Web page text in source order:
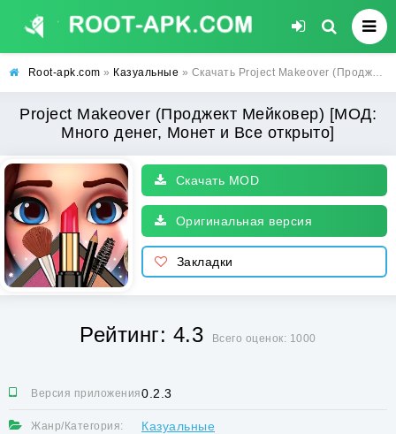
Root-apk.com » Казуальные » Скачать Project Makeover (Проджект Мейковер) [МОД: Много денег, Монет и Все открыто] | Взлом Project Makeover на Андроид
Project Makeover (Проджект Мейковер) [МОД:
Много денег, Монет и Все открыто]
Скачать MOD
Оригинальная версия
Закладки
Рейтинг: 4.3 Всего оценок: 1000
Версия приложения:0.2.3
Жанр/Категория: Казуальные